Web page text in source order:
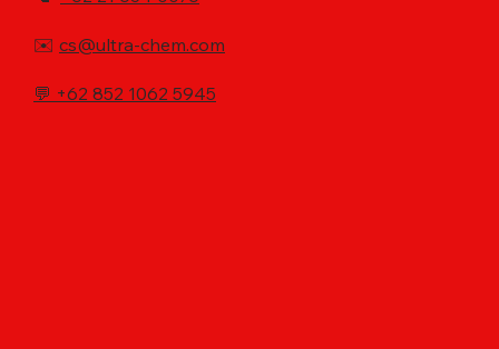
✉️ cs@ultra-chem.com
💬 +62 852 1062 5945